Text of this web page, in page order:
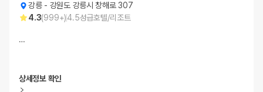
강릉- 강원도 강릉시 창해로 307
4.3(999+)4.5성급호텔/리조트
…
상세정보 확인